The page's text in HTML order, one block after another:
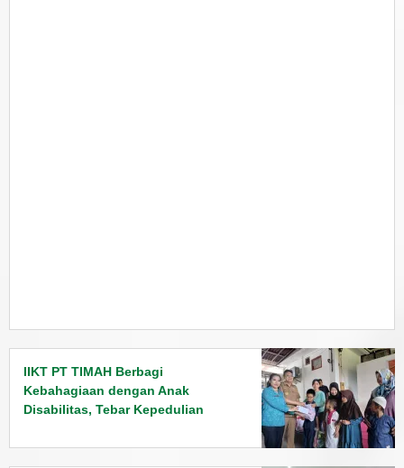
IIKT PT TIMAH Berbagi
Kebahagiaan dengan Anak
Disabilitas, Tebar Kepedulian